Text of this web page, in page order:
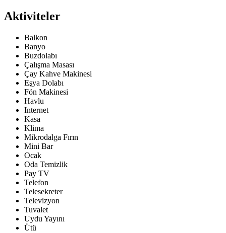
Aktiviteler
Balkon
Banyo
Buzdolabı
Çalışma Masası
Çay Kahve Makinesi
Eşya Dolabı
Fön Makinesi
Havlu
Internet
Kasa
Klima
Mikrodalga Fırın
Mini Bar
Ocak
Oda Temizlik
Pay TV
Telefon
Telesekreter
Televizyon
Tuvalet
Uydu Yayını
Ütü